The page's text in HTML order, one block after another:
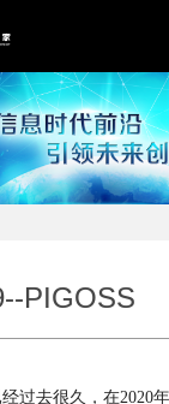
PIGOSS
过去很久，在2020